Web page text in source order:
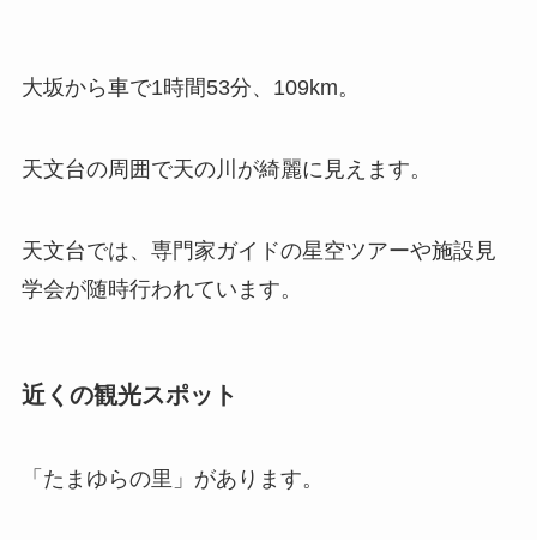
大坂から車で1時間53分、109km。
天文台の周囲で天の川が綺麗に見えます。
天文台では、専門家ガイドの星空ツアーや施設見
学会が随時行われています。
近くの観光スポット
「たまゆらの里」があります。